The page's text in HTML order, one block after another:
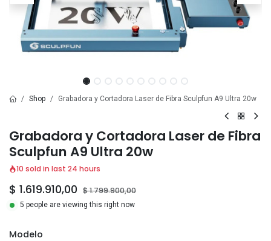
Shop Grabadora y Cortadora Laser de Fibra Sculpfun A9 Ultra 20w
Grabadora y Cortadora Laser de Fibra
Sculpfun A9 Ultra 20w
10 sold in last 24 hours
$ 1.619.910,00 $1.799.900,00
5 people are viewing this right now
Modelo